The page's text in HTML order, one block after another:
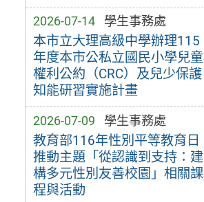
2026-07-14 學生事務處
本市立大理高級中學辦理115
年度本市公私立國民小學兒童
權利公約（CRC）及兒少保護
知能研習實施計畫
2026-07-09 學生事務處
教育部116年性別平等教育日
推動主題「從認識到支持：建
構多元性別友善校園」相關課
程與活動